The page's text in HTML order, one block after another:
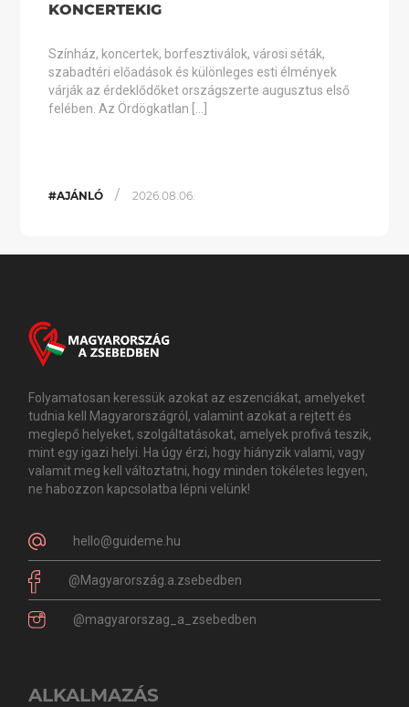
KONCERTEKIG
Színház, koncertek, borfesztiválok, városi séták,
szabadtéri előadások és különleges esti élmények
várják az érdeklődőket országszerte augusztus első
felében. Az Ördögkatlan […]
#AJÁNLÓ / 2026.08.06.
Folyamatosan keressük azokat az eszenciákat, amelyeket
tudnia kell Magyarországról, valamint azokat a rejtett és
meglepő helyeket, szolgáltatásokat, amelyek profivá teszik,
mint egy igazi helyi. Ha úgy érzi, hogy hiányzik valami, vagy
valamit meg kell változtatni, hogy minden tökéletes legyen,
ne habozzon kapcsolatba lépni velünk!
hello@guideme.hu
@Magyarország.a.zsebedben
@magyarorszag_a_zsebedben
ALKALMAZÁS